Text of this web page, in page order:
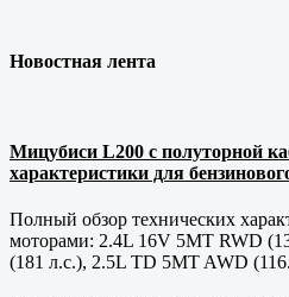
Новостная лента
Мицубиси L200 с полуторной
характеристики для
Полный обзор технических
моторами: 2.4L 16V 5MT RWD
(181 л.с.), 2.5L TD 5MT AWD